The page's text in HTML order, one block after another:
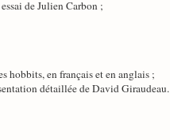
de Julien Carbon ;
hobbits, en français et en anglais ;
détaillée de David Giraudeau.